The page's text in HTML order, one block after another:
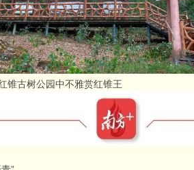
锥古树公园中不雅赏红锥王